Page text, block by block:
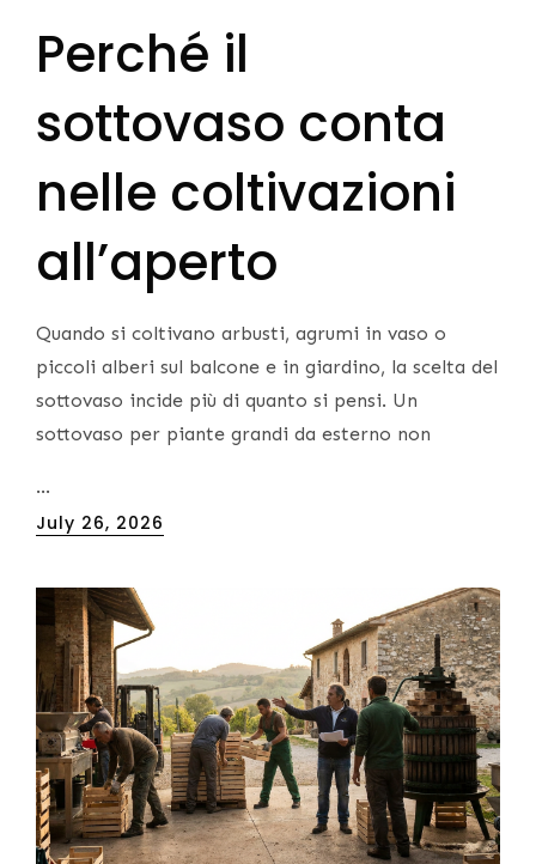
Perché il
sottovaso conta
nelle coltivazioni
all’aperto
Quando si coltivano arbusti, agrumi in vaso o
piccoli alberi sul balcone e in giardino, la scelta del
sottovaso incide più di quanto si pensi. Un
sottovaso per piante grandi da esterno non
…
Posted
July 26, 2026